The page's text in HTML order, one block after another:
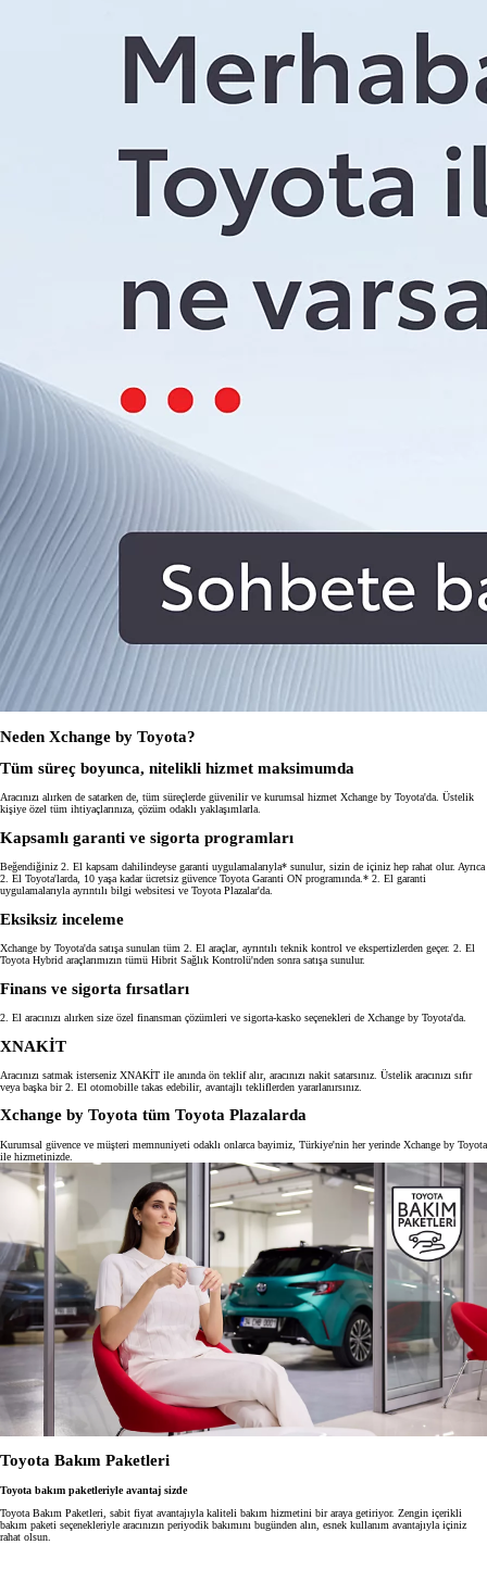
Neden Xchange by Toyota?
Tüm süreç boyunca, nitelikli hizmet maksimumda
Aracınızı alırken de satarken de, tüm süreçlerde güvenilir ve kurumsal hizmet Xchange by Toyota'da. Üstelik
kişiye özel tüm ihtiyaçlarınıza, çözüm odaklı yaklaşımlarla.
Kapsamlı garanti ve sigorta programları
Beğendiğiniz 2. El kapsam dahilindeyse garanti uygulamalarıyla* sunulur, sizin de içiniz hep rahat olur. Ayrıca
2. El Toyota'larda, 10 yaşa kadar ücretsiz güvence Toyota Garanti ON programında.* 2. El garanti
uygulamalarıyla ayrıntılı bilgi websitesi ve Toyota Plazalar'da.
Eksiksiz inceleme
Xchange by Toyota'da satışa sunulan tüm 2. El araçlar, ayrıntılı teknik kontrol ve ekspertizlerden geçer. 2. El
Toyota Hybrid araçlarımızın tümü Hibrit Sağlık Kontrolü'nden sonra satışa sunulur.
Finans ve sigorta fırsatları
2. El aracınızı alırken size özel finansman çözümleri ve sigorta-kasko seçenekleri de Xchange by Toyota'da.
XNAKİT
Aracınızı satmak isterseniz XNAKİT ile anında ön teklif alır, aracınızı nakit satarsınız. Üstelik aracınızı sıfır
veya başka bir 2. El otomobille takas edebilir, avantajlı tekliflerden yararlanırsınız.
Xchange by Toyota tüm Toyota Plazalarda
Kurumsal güvence ve müşteri memnuniyeti odaklı onlarca bayimiz, Türkiye'nin her yerinde Xchange by Toyota
ile hizmetinizde.
Toyota Bakım Paketleri
Toyota bakım paketleriyle avantaj sizde
Toyota Bakım Paketleri, sabit fiyat avantajıyla kaliteli bakım hizmetini bir araya getiriyor. Zengin içerikli
bakım paketi seçenekleriyle aracınızın periyodik bakımını bugünden alın, esnek kullanım avantajıyla içiniz
rahat olsun.